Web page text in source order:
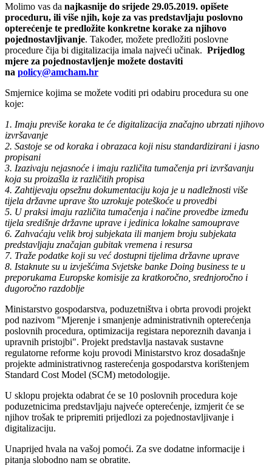
Molimo vas da najkasnije do srijede 29.05.2019. opišete
proceduru, ili više njih, koje za vas predstavljaju poslovno
opterećenje te predložite konkretne korake za njihovo
pojednostavljivanje. Također, možete predložiti poslovne
procedure čija bi digitalizacija imala najveći učinak. Prijedlog
mjere za pojednostavljenje možete dostaviti
na policy@amcham.hr
Smjernice kojima se možete voditi pri odabiru procedura su one
koje:
1. Imaju previše koraka te će digitalizacija značajno ubrzati njihovo
izvršavanje
2. Sastoje se od koraka i obrazaca koji nisu standardizirani i jasno
propisani
3. Izazivaju nejasnoće i imaju različita tumačenja pri izvršavanju
koja su proizašla iz različitih propisa
4. Zahtijevaju opsežnu dokumentaciju koja je u nadležnosti više
tijela državne uprave što uzrokuje poteškoće u provedbi
5. U praksi imaju različita tumačenja i načine provedbe između
tijela središnje državne uprave i jedinica lokalne samouprave
6. Zahvaćaju velik broj subjekata ili manjem broju subjekata
predstavljaju značajan gubitak vremena i resursa
7. Traže podatke koji su već dostupni tijelima državne uprave
8. Istaknute su u izvješćima Svjetske banke Doing business te u
preporukama Europske komisije za kratkoročno, srednjoročno i
dugoročno razdoblje
Ministarstvo gospodarstva, poduzetništva i obrta provodi projekt
pod nazivom "Mjerenje i smanjenje administrativnih opterećenja
poslovnih procedura, optimizacija registara neporeznih davanja i
upravnih pristojbi". Projekt predstavlja nastavak sustavne
regulatorne reforme koju provodi Ministarstvo kroz dosadašnje
projekte administrativnog rasterećenja gospodarstva korištenjem
Standard Cost Model (SCM) metodologije.
U sklopu projekta odabrat će se 10 poslovnih procedura koje
poduzetnicima predstavljaju najveće opterećenje, izmjerit će se
njihov trošak te pripremiti prijedlozi za pojednostavljivanje i
digitalizaciju.
Unaprijed hvala na vašoj pomoći. Za sve dodatne informacije i
pitanja slobodno nam se obratite.